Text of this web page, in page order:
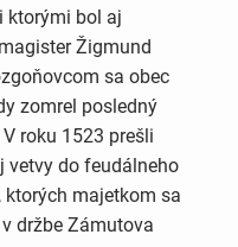
ktorými bol aj
Žigmund
sa obec
zomrel posledný
roku 1523 prešli
vetvy do feudálneho
majetkom sa
držbe Zámutova